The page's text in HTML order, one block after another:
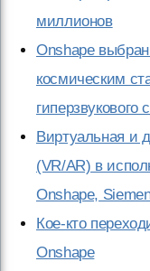
миллионов
Onshape
космическим
гиперзвукового
Виртуальная и
(VR/AR) в
Onshape,
Кое-кто
Onshape